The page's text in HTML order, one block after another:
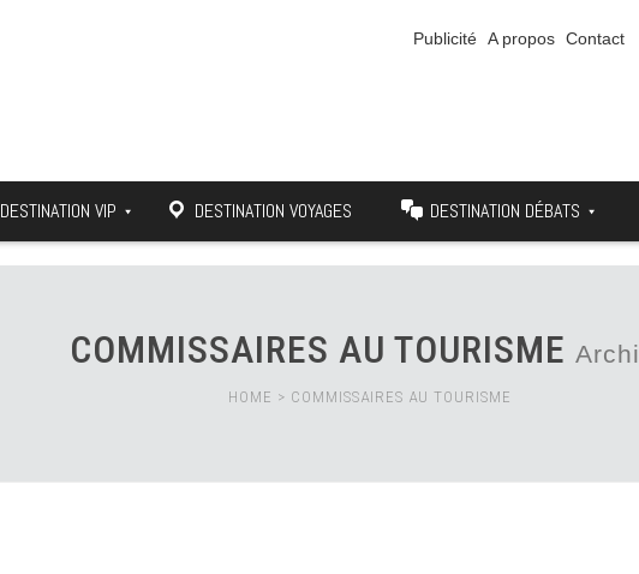
Publicité A propos Contact
DESTINATION VIP DESTINATION VOYAGES DESTINATION DÉBATS
COMMISSAIRES AU TOURISME
HOME > COMMISSAIRES AU TOURISME